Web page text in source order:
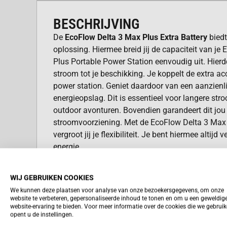
BESCHRIJVING
De EcoFlow Delta 3 Max Plus Extra Battery
oplossing. Hiermee breid jij de capaciteit van je
Plus Portable Power Station eenvoudig uit.
stroom tot je beschikking. Je koppelt de extra
power station. Geniet daardoor van een
energieopslag. Dit is essentieel voor langere
outdoor avonturen. Bovendien garandeert dit
stroomvoorziening. Met de EcoFlow Delta 3
vergroot jij je flexibiliteit. Je bent hiermee altijd
energie.
VOORDELEN ECOFLOW
EXTRA BATTERY
De EcoFlow Delta 3 Max Plus Extra Battery
voordelen. Je profiteert direct van meer energie
WIJ GEBRUIKEN COOKIES
We kunnen deze plaatsen voor analyse van onze bezoekersgegevens, om onze
website te verbeteren, gepersonaliseerde inhoud te tonen en om u een
website-ervaring te bieden. Voor meer informatie over de cookies die we
opent u de instellingen.